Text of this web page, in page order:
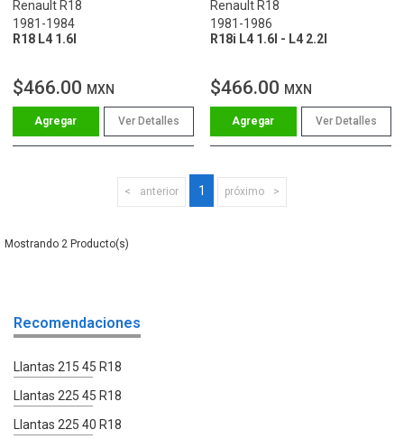
Renault R18
1981-1984
R18 L4 1.6l
$466.00 MXN
Ver Detalles
Renault R18
1981-1986
R18i L4 1.6l - L4 2.2l
$466.00 MXN
Ver Detalles
anterior 1 próximo
2
Recomendaciones
Llantas 215 45 R18
Llantas 225 45 R18
Llantas 225 40 R18